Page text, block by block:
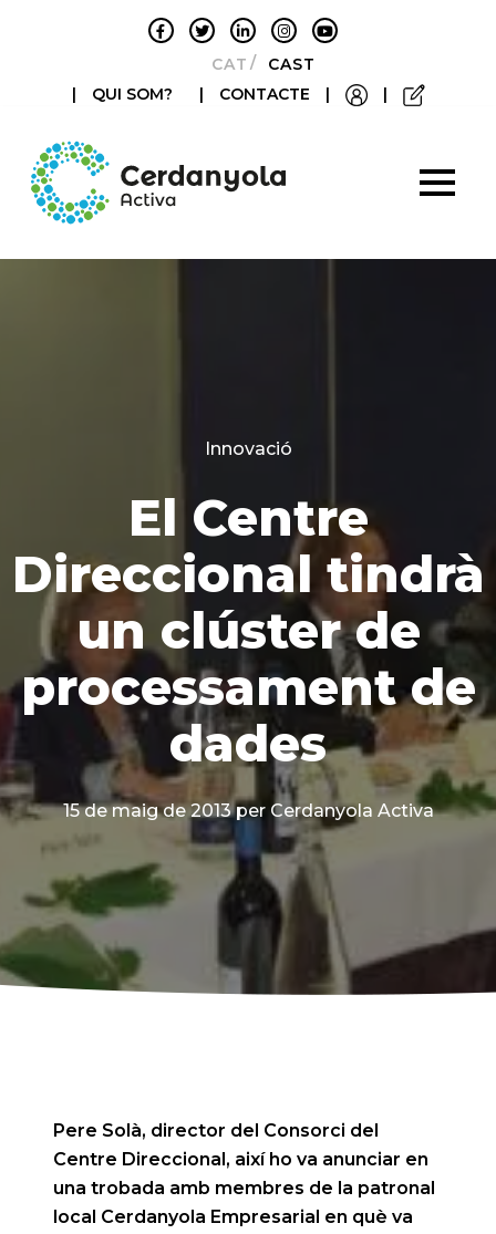
CATALÀCASTELLANO
|
QUI SOM? | CONTACTE | |
Categories
Innovació
El Centre
Direccional tindrà
un clúster de
processament de
dades
15 de maig de 2013 per Cerdanyola Activa
Pere Solà, director del Consorci del
Centre Direccional, així ho va anunciar en
una trobada amb membres de la patronal
local Cerdanyola Empresarial en què va